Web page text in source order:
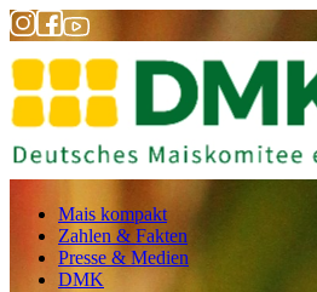
Mais kompakt
Zahlen & Fakten
Presse & Medien
DMK